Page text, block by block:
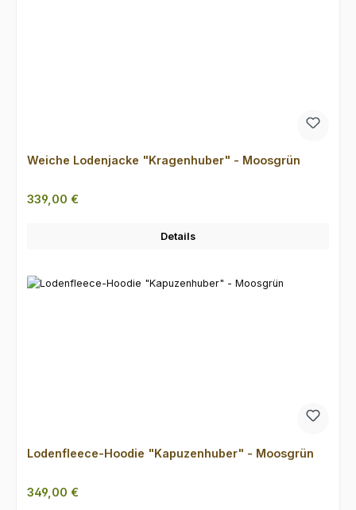
Weiche Lodenjacke "Kragenhuber" - Moosgrün
Regulärer Preis:
339,00 €
Details
Lodenfleece-Hoodie "Kapuzenhuber" - Moosgrün
Regulärer Preis:
349,00 €